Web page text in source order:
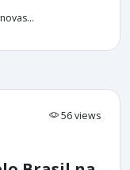
56 views